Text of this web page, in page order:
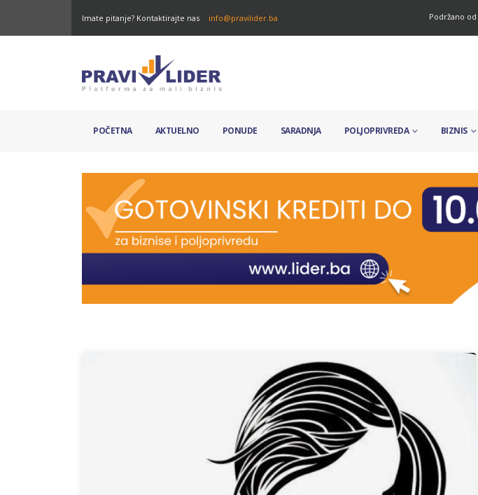
Imate pitanje? Kontaktirajte nas info@pravilider.ba Podržano od
POČETNA AKTUELNO PONUDE SARADNJA POLJOPRIVREDA BIZNIS